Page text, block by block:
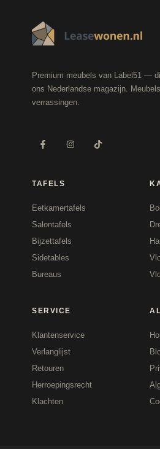
Premium meubels van Label51 —
ons Nederlandse magazijn.
verrassingen.
TAFELS
Eetkamertafels
Salontafels
Bijzettafels
Sidetables
Bureaus
SERVICE
Klantenservice
Verlanglijst
Retouren
Herroepingsrecht
Klachten